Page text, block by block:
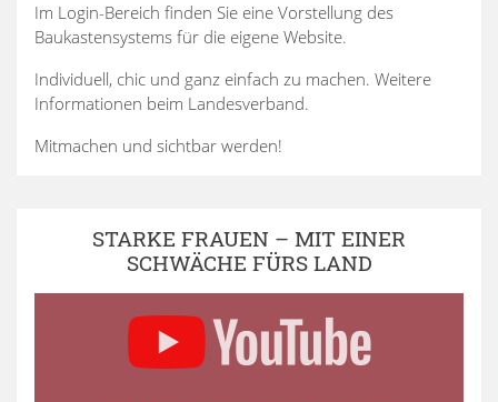
Im Login-Bereich finden Sie eine Vorstellung des
Baukastensystems für die eigene Website.
Individuell, chic und ganz einfach zu machen. Weitere
Informationen beim Landesverband.
Mitmachen und sichtbar werden!
STARKE FRAUEN – MIT EINER
SCHWÄCHE FÜRS LAND